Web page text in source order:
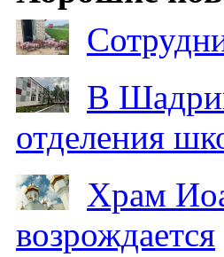
В
отделения
Храм
возрождается